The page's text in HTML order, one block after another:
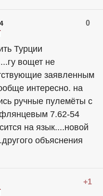
0
Турции
вощет не
заявленным
интересно. на
ручные пулемёты с
7.62-54
на язык....новой
объяснения
+1